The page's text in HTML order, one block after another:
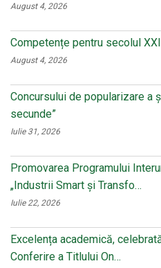
August 4, 2026
Competențe pentru secolul
August 4, 2026
Concursului de popularizare a
secunde”
Iulie 31, 2026
Promovarea Programului
„Industrii Smart și Transfo…
Iulie 22, 2026
Excelența academică,
Conferire a Titlului On…